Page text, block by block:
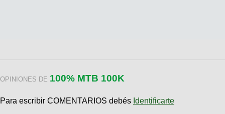
OPINIONES DE 100% MTB 100K
Para escribir COMENTARIOS debés Identificarte